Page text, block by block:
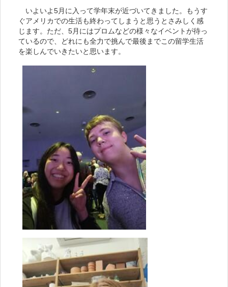
いよいよ5月に入って学年末が近づいてきました。もうす
ぐアメリカでの生活も終わってしまうと思うとさみしく感
じます。ただ、5月にはプロムなどの様々なイベントが待っ
ているので、どれにも全力で挑んで最後までこの留学生活
を楽しんでいきたいと思います。